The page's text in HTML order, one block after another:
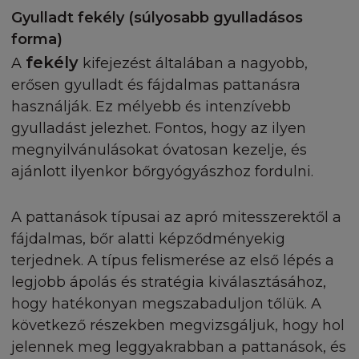
Gyulladt fekély (súlyosabb gyulladásos
forma)
A fekély kifejezést általában a nagyobb,
erősen gyulladt és fájdalmas pattanásra
használják. Ez mélyebb és intenzívebb
gyulladást jelezhet. Fontos, hogy az ilyen
megnyilvánulásokat óvatosan kezelje, és
ajánlott ilyenkor bőrgyógyászhoz fordulni.
A pattanások típusai az apró mitesszerektől a
fájdalmas, bőr alatti képződményekig
terjednek. A típus felismerése az első lépés a
legjobb ápolás és stratégia kiválasztásához,
hogy hatékonyan megszabaduljon tőlük. A
következő részekben megvizsgáljuk, hogy hol
jelennek meg leggyakrabban a pattanások, és
Önnek vagy egy harmadik félnek.
ENGEDÉLYEZÉS
Amennyiben szeretne információt szerezni a
tartalmainak felhasználái feltételeiről, vagy az Ön
honlapját a Honlaphoz szeretné linkelni, az
engedélyezéssel kapcsolatban szeretne
küldjön e-mailt a kérdéseivel a Webmesternek.
NINCS GARANCIA
Előfordulhat, hogy a honlapon a L'Oréaltól
módosítás történik, ezért - ha a törvény másként
rendelkezik - a L'Oréal semmilyen természetű
nem vállal az weboldalai pontosságára,
megbízhatóságára, vagy tartalmára vonatkozóan.
L'Oréal fenntartja a jogot, hogy a honlapon